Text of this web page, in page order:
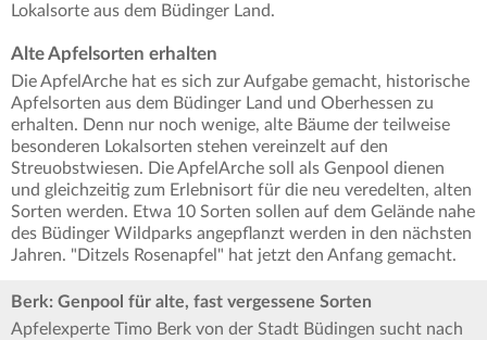
Lokalsorte aus dem Büdinger Land.
Alte Apfelsorten erhalten
Die ApfelArche hat es sich zur Aufgabe gemacht, historische
Apfelsorten aus dem Büdinger Land und Oberhessen zu
erhalten. Denn nur noch wenige, alte Bäume der teilweise
besonderen Lokalsorten stehen vereinzelt auf den
Streuobstwiesen. Die ApfelArche soll als Genpool dienen
und gleichzeitig zum Erlebnisort für die neu veredelten, alten
Sorten werden. Etwa 10 Sorten sollen auf dem Gelände nahe
des Büdinger Wildparks angepflanzt werden in den nächsten
Jahren. "Ditzels Rosenapfel" hat jetzt den Anfang gemacht.
Berk: Genpool für alte, fast vergessene Sorten
Apfelexperte Timo Berk von der Stadt Büdingen sucht nach